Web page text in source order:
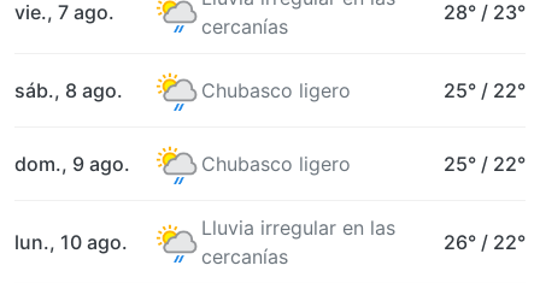
vie., 7 ago.
cercanías
28° / 23°
sáb., 8 ago. Chubasco ligero 25° / 22°
dom., 9 ago. Chubasco ligero 25° / 22°
lun., 10 ago.
Lluvia irregular en las
cercanías
26° / 22°